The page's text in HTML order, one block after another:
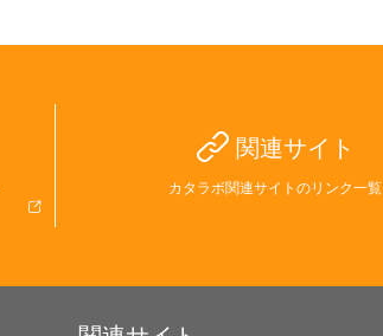
関連サイト
カタラボ関連サイトのリンク一覧